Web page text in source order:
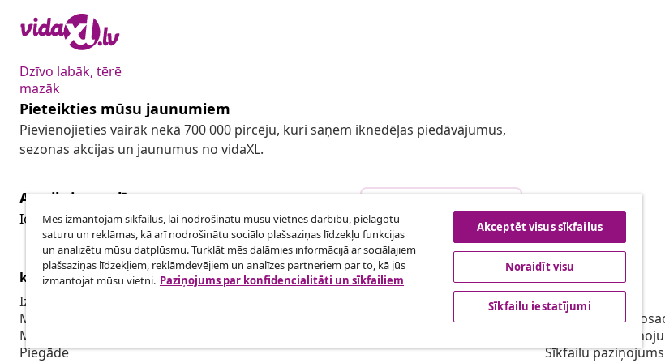
Dzīvo labāk, tērē
mazāk
Pieteikties mūsu jaunumiem
Pievienojieties vairāk nekā 700 000 pircēju, kuri saņem iknedēļas piedāvājumus,
sezonas akcijas un jaunumus no vidaXL.
Atteikties no līguma
Iesniegt pieprasījumu par atteikšanos no pasūtījuma.
Atteikties no līguma
klientu apkalpoanaš
Izsekot savu pasūtījumu
Mans konts
Maksājums
Piegāde
Uzņēmējdarbība
vidaXL
Par vidaXL
Noteikumi un
Privātuma
Sīkfailu paziņojums
Mēs izmantojam sīkfailus, lai nodrošinātu mūsu vietnes darbību, pielāgotu
saturu un reklāmas, kā arī nodrošinātu sociālo plašsaziņas līdzekļu funkcijas
un analizētu mūsu datplūsmu. Turklāt mēs dalāmies informācijā ar sociālajiem
plašsaziņas līdzekļiem, reklāmdevējiem un analīzes partneriem par to, kā jūs
izmantojat mūsu vietni. Paziņojums par konfidencialitāti un sīkfailiem
Akceptēt visus sīkfailus
Noraidīt visu
Sīkfailu iestatījumi